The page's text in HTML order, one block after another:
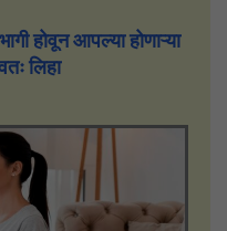
होवून आपल्या होणाऱ्या
लिहा